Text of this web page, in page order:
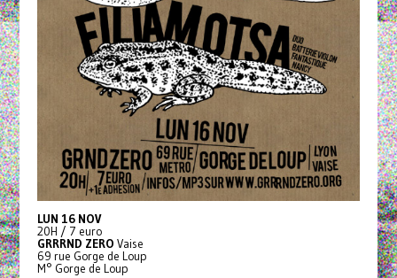
LUN 16 NOV
20H / 7 euro
GRRRND ZERO Vaise
69 rue Gorge de Loup
M° Gorge de Loup